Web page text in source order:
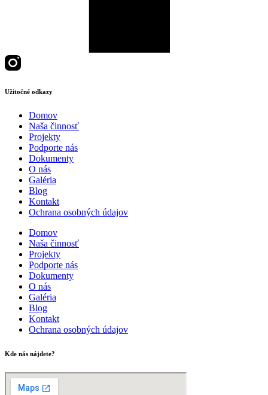
Užitočné odkazy
Domov
Naša činnosť
Projekty
Podporte nás
Dokumenty
O nás
Galéria
Blog
Kontakt
Ochrana osobných údajov
Domov
Naša činnosť
Projekty
Podporte nás
Dokumenty
O nás
Galéria
Blog
Kontakt
Ochrana osobných údajov
Kde nás nájdete?